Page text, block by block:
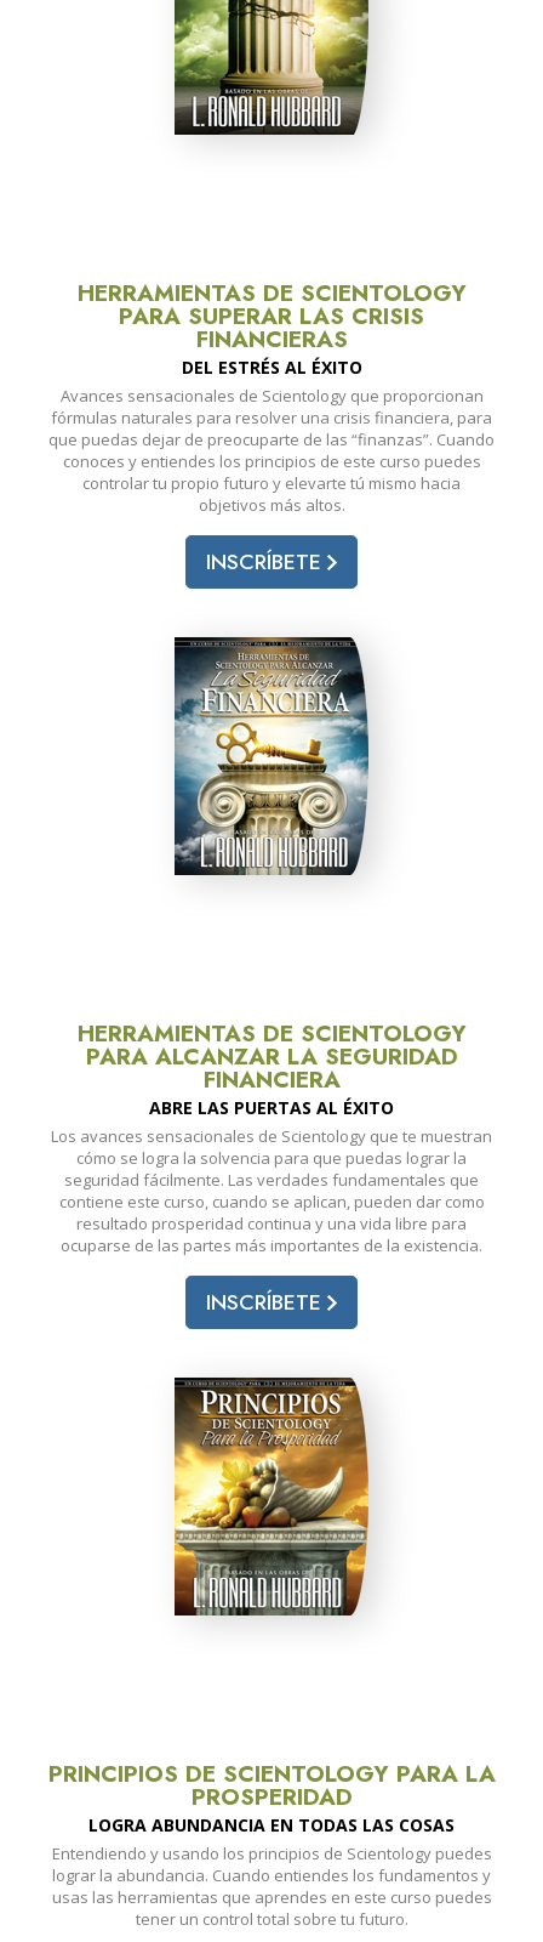
HERRAMIENTAS DE SCIENTOLOGY
PARA SUPERAR LAS CRISIS
FINANCIERAS
DEL ESTRÉS AL ÉXITO
Avances sensacionales de Scientology que proporcionan
fórmulas naturales para resolver una crisis financiera, para
que puedas dejar de preocuparte de las “finanzas”. Cuando
conoces y entiendes los principios de este curso puedes
controlar tu propio futuro y elevarte tú mismo hacia
objetivos más altos.
INSCRÍBETE
HERRAMIENTAS DE SCIENTOLOGY
PARA ALCANZAR LA SEGURIDAD
FINANCIERA
ABRE LAS PUERTAS AL ÉXITO
Los avances sensacionales de Scientology que te muestran
cómo se logra la solvencia para que puedas lograr la
seguridad fácilmente. Las verdades fundamentales que
contiene este curso, cuando se aplican, pueden dar como
resultado prosperidad continua y una vida libre para
ocuparse de las partes más importantes de la existencia.
INSCRÍBETE
PRINCIPIOS DE SCIENTOLOGY PARA LA
PROSPERIDAD
LOGRA ABUNDANCIA EN TODAS LAS COSAS
Entendiendo y usando los principios de Scientology puedes
lograr la abundancia. Cuando entiendes los fundamentos y
usas las herramientas que aprendes en este curso puedes
tener un control total sobre tu futuro.